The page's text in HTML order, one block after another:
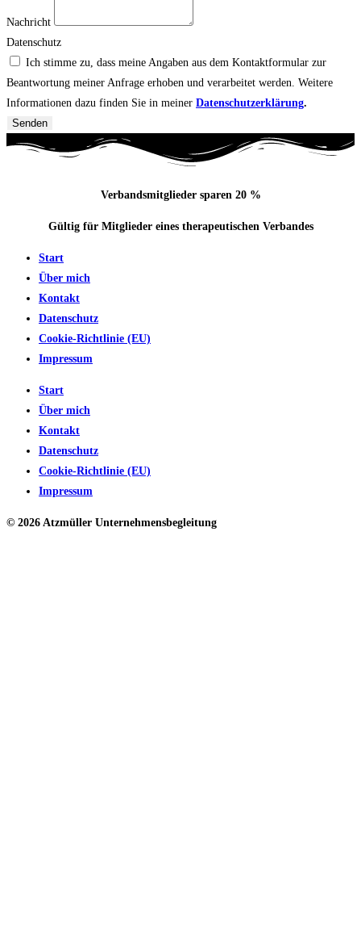
Nachricht
Datenschutz
Ich stimme zu, dass meine Angaben aus dem Kontaktformular zur
Beantwortung meiner Anfrage erhoben und verarbeitet werden. Weitere
Informationen dazu finden Sie in meiner Datenschutzerklärung.
Senden
Verbandsmitglieder sparen 20 %
Gültig für Mitglieder eines therapeutischen Verbandes
Start
Über mich
Kontakt
Datenschutz
Cookie-Richtlinie (EU)
Impressum
Start
Über mich
Kontakt
Datenschutz
Cookie-Richtlinie (EU)
Impressum
© 2026 Atzmüller Unternehmensbegleitung